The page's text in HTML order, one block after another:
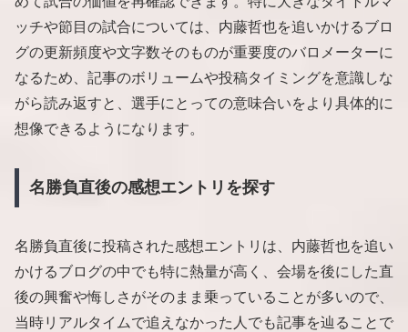
ッチや節目の試合については、内藤哲也を追いかけるブロ
グの更新頻度や文字数そのものが重要度のバロメーターに
なるため、記事のボリュームや投稿タイミングを意識しな
がら読み返すと、選手にとっての意味合いをより具体的に
想像できるようになります。
名勝負直後の感想エントリを探す
名勝負直後に投稿された感想エントリは、内藤哲也を追い
かけるブログの中でも特に熱量が高く、会場を後にした直
後の興奮や悔しさがそのまま乗っていることが多いので、
当時リアルタイムで追えなかった人でも記事を辿ることで